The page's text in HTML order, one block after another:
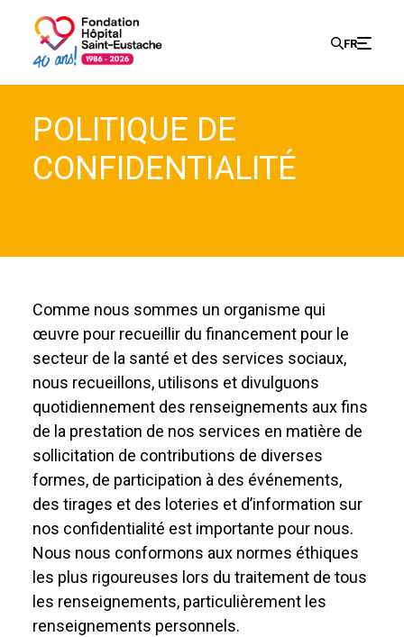
Search
FR
Search
for:
POLITIQUE DE
CONFIDENTIALITÉ
Comme nous sommes un organisme qui
œuvre pour recueillir du financement pour le
secteur de la santé et des services sociaux,
nous recueillons, utilisons et divulguons
quotidiennement des renseignements aux fins
de la prestation de nos services en matière de
sollicitation de contributions de diverses
formes, de participation à des événements,
des tirages et des loteries et d’information sur
nos confidentialité est importante pour nous.
Nous nous conformons aux normes éthiques
les plus rigoureuses lors du traitement de tous
les renseignements, particulièrement les
renseignements personnels.